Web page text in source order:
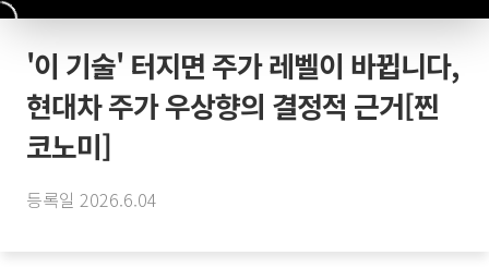
'이 기술' 터지면 주가 레벨이 바뀝니다,
현대차 주가 우상향의 결정적 근거[찐
코노미]
등록일 2026.6.04